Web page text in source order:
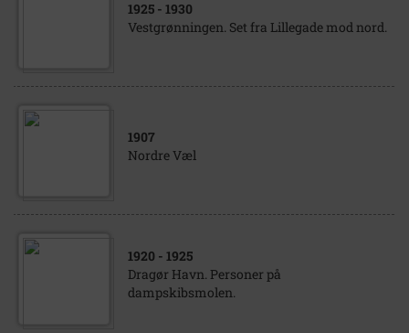
1925 - 1930
Vestgrønningen. Set fra Lillegade mod nord.
1907
Nordre Væl
1920 - 1925
Dragør Havn. Personer på
dampskibsmolen.